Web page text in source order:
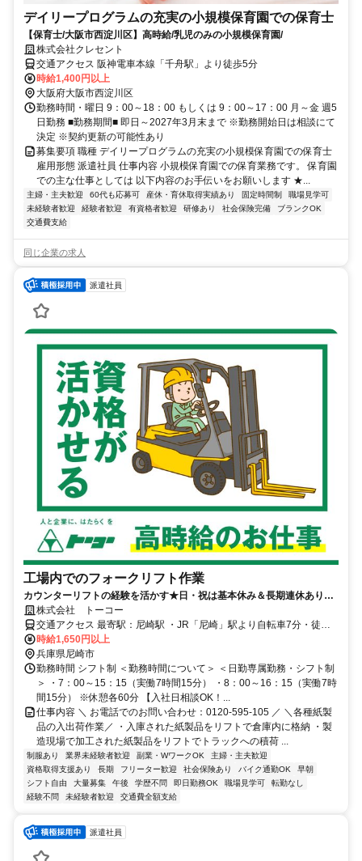
デイリープログラムの充実の小規模保育園での保育士
【保育士/大阪市西淀川区】高時給/乳児のみの小規模保育園/
株式会社クレセント
交通アクセス 阪神電車本線「千舟駅」より徒歩5分
時給1,400円以上
大阪府大阪市西淀川区
勤務時間・曜日 9：00～18：00 もしくは 9：00～17：00 月～金 週5
日勤務 ■勤務期間■ 即日～2027年3月末まで ※勤務開始日は相談にて
決定 ※契約更新の可能性あり
募集要項 職種 デイリープログラムの充実の小規模保育園での保育士
雇用形態 派遣社員 仕事内容 小規模保育園での保育業務です。 保育園
での主な仕事としては 以下内容のお手伝いをお願いします ★...
主婦・主夫歓迎 60代も応募可 産休・育休取得実績あり 固定時間制
職場見学可
未経験者歓迎
経験者歓迎 有資格者歓迎 研修あり 社会保険完備
ブランクOK
交通費支給
同じ企業の求人
派遣社員
工場内でのフォークリフト作業
カウンターリフトの経験を活かす★日・祝は基本休み＆長期連休ありの
日勤専属◎履歴書不要・WEB面接対応で応募ラクラク♪20代～40代男性
活躍中！
株式会社 トーコー
交通アクセス 最寄駅：尼崎駅 ・JR「尼崎」駅より自転車7分・徒歩
25分 ・阪神「杭瀬」駅より自転車7分・徒歩25分 ※自転車通勤OK、
バイク応相談 ※交通費全額支給（規定有り）
時給1,650円以上
兵庫県尼崎市
勤務時間 シフト制 ＜勤務時間について＞ ＜日勤専属勤務・シフト制
＞ ・7：00～15：15（実働7時間15分） ・8：00～16：15（実働7時
間15分） ※休憩各60分 【入社日相談OK！...
仕事内容 ＼ お電話でのお問い合わせ：0120-595-105 ／ ＼各種紙製
品の入出荷作業／ ・入庫された紙製品をリフトで倉庫内に格納 ・製
造現場で加工された紙製品をリフトでトラックへの積荷 ...
制服あり 業界未経験者歓迎 副業・WワークOK
主婦・主夫歓迎
資格取得支援あり
長期 フリーター歓迎 社会保険あり バイク通勤OK
早朝
シフト自由
大量募集 午後 学歴不問 即日勤務OK 職場見学可
転勤なし
経験不問
未経験者歓迎 交通費全額支給
派遣社員